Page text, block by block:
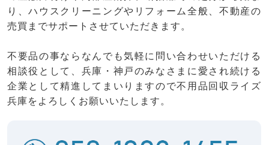
り、ハウスクリーニングやリフォーム全般、不動産の
売買までサポートさせていただきます。
不要品の事ならなんでも気軽に問い合わせいただける
相談役として、兵庫・神戸のみなさまに愛され続ける
企業として精進してまいりますので不用品回収ライズ
兵庫をよろしくお願いいたします。